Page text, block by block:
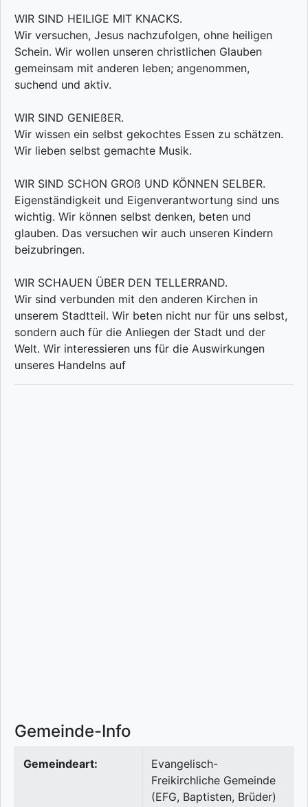
WIR SIND HEILIGE MIT KNACKS.
Wir versuchen, Jesus nachzufolgen, ohne heiligen
Schein. Wir wollen unseren christlichen Glauben
gemeinsam mit anderen leben; angenommen,
suchend und aktiv.
WIR SIND GENIEßER.
Wir wissen ein selbst gekochtes Essen zu schätzen.
Wir lieben selbst gemachte Musik.
WIR SIND SCHON GROß UND KÖNNEN SELBER.
Eigenständigkeit und Eigenverantwortung sind uns
wichtig. Wir können selbst denken, beten und
glauben. Das versuchen wir auch unseren Kindern
beizubringen.
WIR SCHAUEN ÜBER DEN TELLERRAND.
Wir sind verbunden mit den anderen Kirchen in
unserem Stadtteil. Wir beten nicht nur für uns selbst,
sondern auch für die Anliegen der Stadt und der
Welt. Wir interessieren uns für die Auswirkungen
unseres Handelns auf
Gemeinde-Info
Gemeindeart:
Evangelisch-
Freikirchliche Gemeinde
(EFG, Baptisten, Brüder)